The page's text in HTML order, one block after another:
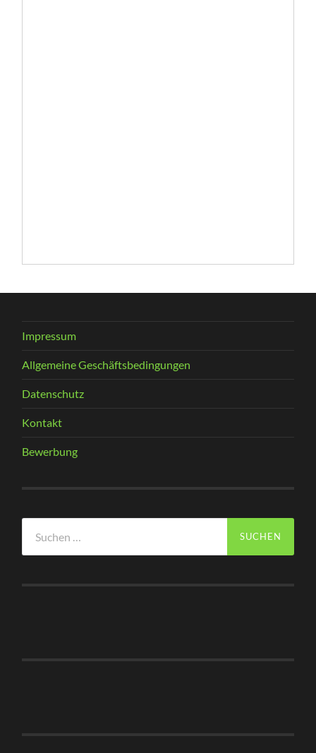
Impressum
Allgemeine Geschäftsbedingungen
Datenschutz
Kontakt
Bewerbung
nach: